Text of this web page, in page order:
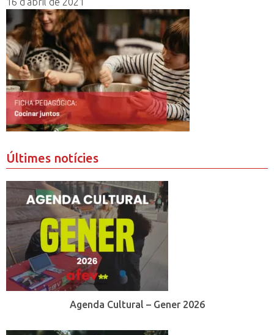
Últimes notícies
Agenda Cultural – Gener 2026